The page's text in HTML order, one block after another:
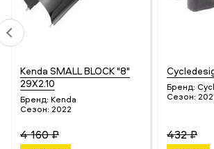
Kenda SMALL BLOCK "8"
29X2.10
Бренд: Kenda
Сезон: 2022
4 160 ₽
Бренд:
Сезон:
432 ₽